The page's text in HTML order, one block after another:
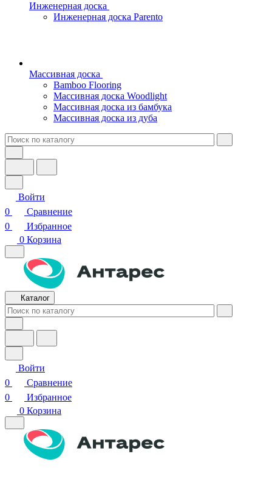
Инженерная доска
Инженерная доска Parento
Массивная доска
Bamboo Flooring
Массивная доска Woodlight
Массивная доска из бамбука
Массивная доска из дуба
Войти
0
Сравнение
0
Избранное
0 Корзина
Каталог
Войти
0
Сравнение
0
Избранное
0 Корзина